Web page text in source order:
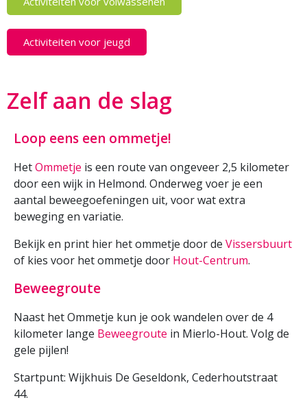
Activiteiten voor jeugd
Zelf aan de slag
Loop eens een ommetje!
HetOmmetje is een route van ongeveer 2,5 kilometer
door een wijk in Helmond. Onderweg voer je een
aantal beweegoefeningen uit, voor wat extra
beweging en variatie.
Bekijk en print hier het ommetje door de Vissersbuurt
of kies voor het ommetje door Hout-Centrum.
Beweegroute
Naast het Ommetje kun je ook wandelen over de 4
kilometer lange Beweegroute in Mierlo-Hout. Volg de
gele pijlen!
Startpunt: Wijkhuis De Geseldonk, Cederhoutstraat
44.